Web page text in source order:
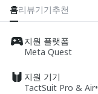
홈리뷰기기추천
지원 플랫폼
Meta Quest
지원 기기
TactSuit Pro & Air•